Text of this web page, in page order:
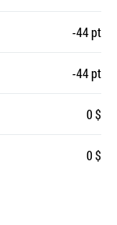
-44 pt
-44 pt
0 $
0 $